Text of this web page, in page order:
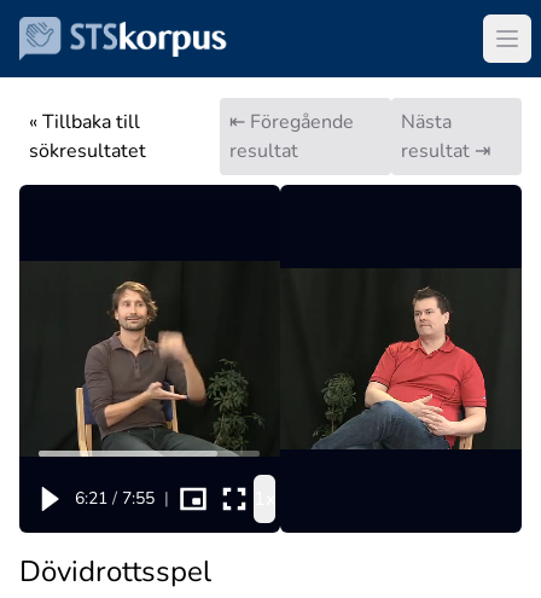
« Tillbaka till
sökresultatet
⇤ Föregående
resultat
Nästa
resultat ⇥
6:21 / 7:55 |
Dövidrottsspel